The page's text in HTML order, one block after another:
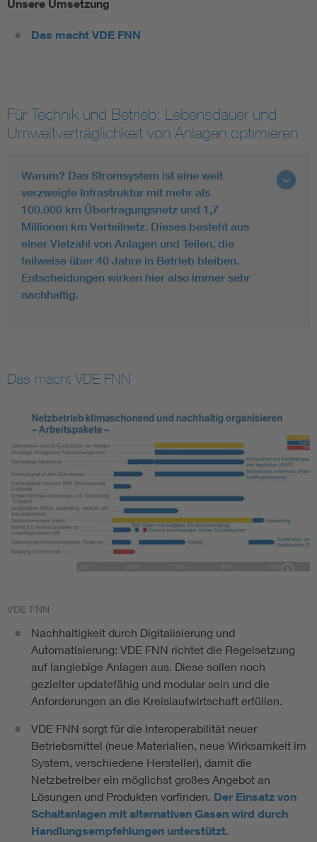
Unsere Umsetzung
Das macht VDE FNN
Für Technik und Betrieb: Lebensdauer und
Umweltverträglichkeit von Anlagen optimieren
Warum? Das Stromsystem ist eine weit
verzweigte Infrastruktur mit mehr als
100.000 km Übertragungsnetz und 1,7
Millionen km Verteilnetz. Dieses besteht aus
einer Vielzahl von Anlagen und Teilen, die
teilweise über 40 Jahre in Betrieb bleiben.
Entscheidungen wirken hier also immer sehr
nachhaltig.
Das macht VDE FNN
VDE FNN
Nachhaltigkeit durch Digitalisierung und
Automatisierung: VDE FNN richtet die Regelsetzung
auf langlebige Anlagen aus. Diese sollen noch
gezielter updatefähig und modular sein und die
Anforderungen an die Kreislaufwirtschaft erfüllen.
VDE FNN sorgt für die Interoperabilität neuer
Betriebsmittel (neue Materialien, neue Wirksamkeit im
System, verschiedene Hersteller), damit die
Netzbetreiber ein möglichst großes Angebot an
Lösungen und Produkten vorfinden. Der Einsatz von
Schaltanlagen mit alternativen Gasen wird durch
Handlungsempfehlungen unterstützt.